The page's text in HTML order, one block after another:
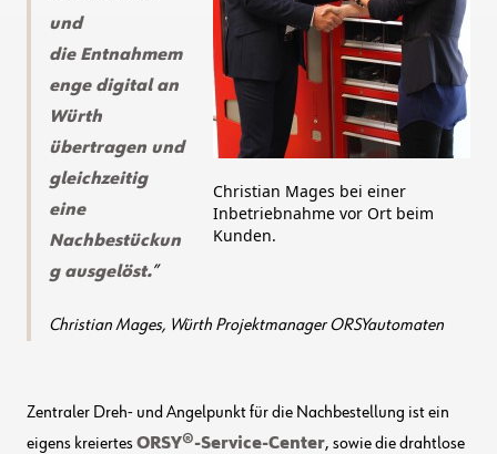
Christian Mages bei einer
Inbetriebnahme vor Ort beim
Kunden.
und
die Entnahmem
enge digital an
Würth
übertragen und
gleichzeitig
eine
Nachbestückun
g ausgelöst.
Christian Mages, Würth Projektmanager ORSYautomaten
Zentraler Dreh- und Angelpunkt für die Nachbestellung ist ein
eigens kreiertesORSY®-Service-Center, sowie die drahtlose